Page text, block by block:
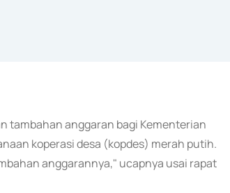
tambahan anggaran bagi Kementerian
koperasi desa (kopdes) merah putih.
anggarannya," ucapnya usai rapat